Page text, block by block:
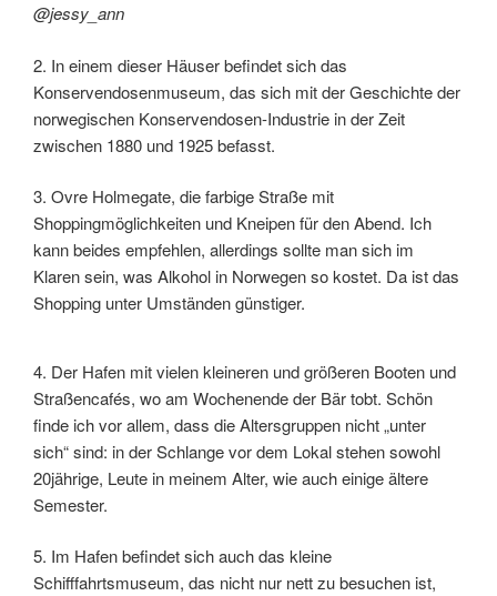
@jessy_ann
2. In einem dieser Häuser befindet sich das
Konservendosenmuseum, das sich mit der Geschichte der
norwegischen Konservendosen-Industrie in der Zeit
zwischen 1880 und 1925 befasst.
3. Ovre Holmegate, die farbige Straße mit
Shoppingmöglichkeiten und Kneipen für den Abend. Ich
kann beides empfehlen, allerdings sollte man sich im
Klaren sein, was Alkohol in Norwegen so kostet. Da ist das
Shopping unter Umständen günstiger.
4. Der Hafen mit vielen kleineren und größeren Booten und
Straßencafés, wo am Wochenende der Bär tobt. Schön
finde ich vor allem, dass die Altersgruppen nicht „unter
sich“ sind: in der Schlange vor dem Lokal stehen sowohl
20jährige, Leute in meinem Alter, wie auch einige ältere
Semester.
5. Im Hafen befindet sich auch das kleine
Schifffahrtsmuseum, das nicht nur nett zu besuchen ist,